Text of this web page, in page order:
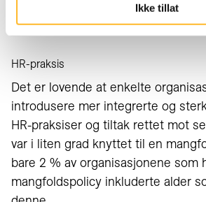
Ikke tillat
HR-praksis
Det er lovende at enkelte
introdusere mer integrerte og
HR-praksiser og tiltak rettet mot
var i liten grad knyttet til en
bare 2 % av organisasjonene som
mangfoldspolicy inkluderte alder